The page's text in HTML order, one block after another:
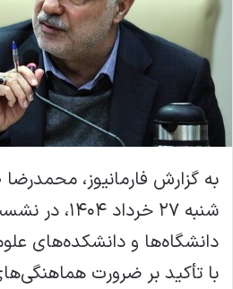
به گزارش فارمانیوز،
شنبه ۲۷ خرداد
دانشگاه‌ها و دانشکده‌های
با تأکید بر ضرورت